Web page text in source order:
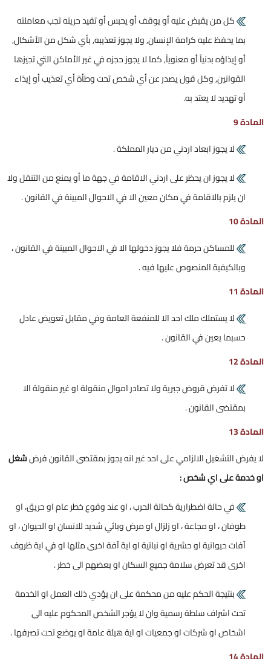
كل من يقبض عليه أو يوقف أو يحبس أو تقيد حريته تجب معاملته
بما يحفظ عليه كرامة الإنسان, ولا يجوز تعذيبه, بأي شكل من الأشكال,
أو إيذاؤه بدنياً أو معنوياً, كما لا يجوز حجزه في غير الأماكن التي تجيزها
القوانين, وكل قول يصدر عن أي شخص تحت وطأة أي تعذيب أو إيذاء
أو تهديد لا يعتد به.
المادة 9
لا يجوز ابعاد اردني من ديار المملكة .
لا يجوز ان يحظر على اردني الاقامة في جهة ما أو يمنع من التنقل ولا
ان يلزم بالاقامة في مكان معين الا في الاحوال المبينة في القانون .
المادة 10
للمساكن حرمة فلا يجوز دخولها الا في الاحوال المبينة في القانون ،
وبالكيفية المنصوص عليها فيه .
المادة 11
لا يستملك ملك احد الا للمنفعة العامة وفي مقابل تعويض عادل
حسبما يعين في القانون .
المادة 12
لا تفرض قروض جبرية ولا تصادر اموال منقولة او غير منقولة الا
بمقتضى القانون .
المادة 13
لا يفرض التشغيل الالزامي على احد غير انه يجوز بمقتضى القانون فرضشغل
او خدمة على اي شخص :
في حالة اضطرارية كحالة الحرب ، او عند وقوع خطر عام او حريق، او
طوفان ، او مجاعة ، او زلزال او مرض وبائي شديد للانسان او الحيوان ، او
آفات حيوانية او حشرية او نباتية او اية آفة اخرى مثلها او في اية ظروف
اخرى قد تعرض سلامة جميع السكان او بعضهم الى خطر .
بنتيجة الحكم عليه من محكمة على ان يؤدي ذلك العمل او الخدمة
تحت اشراف سلطة رسمية وان لا يؤجر الشخص المحكوم عليه الى
اشخاص او شركات او جمعيات او اية هيئة عامة او يوضع تحت تصرفها .